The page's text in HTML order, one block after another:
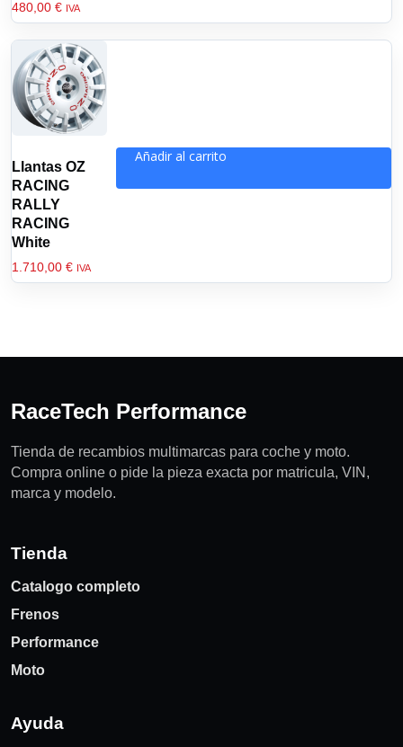
480,00 € IVA
Llantas OZ
RACING
RALLY
RACING
White
1.710,00 € IVA
Añadir al carrito
RaceTech Performance
Tienda de recambios multimarcas para coche y moto.
Compra online o pide la pieza exacta por matricula, VIN,
marca y modelo.
Tienda
Catalogo completo
Frenos
Performance
Moto
Ayuda